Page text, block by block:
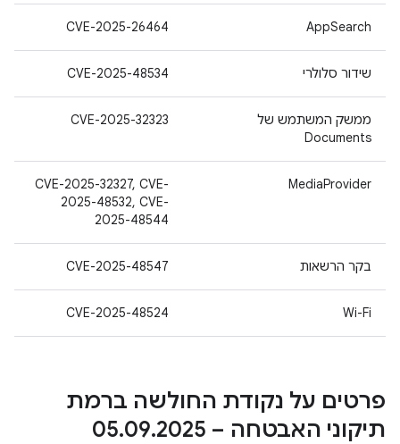
AppSearch
CVE-2025-26464
שידור סלולרי CVE-2025-48534
ממשק המשתמש של
Documents
CVE-2025-32323
MediaProvider
CVE-2025-32327, CVE-
2025-48532, CVE-
2025-48544
בקר הרשאות CVE-2025-48547
Wi-Fi
CVE-2025-48524
פרטים על נקודת החולשה ברמת
תיקוני האבטחה – 05
.09.2025